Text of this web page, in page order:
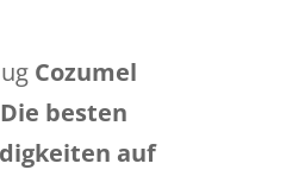
Cozumel
besten
auf